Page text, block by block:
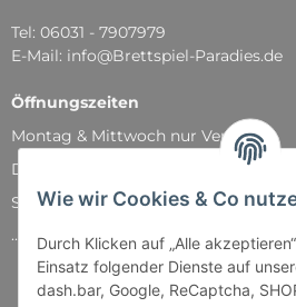
Wie wir Cookies & Co
Durch Klicken auf „Alle
Einsatz folgender Dienste auf
dash.bar, Google, ReCaptcha,
Tel: 06031 - 7907979
E-Mail: info@Brettspiel-Paradies.de
Öffnungszeiten
Montag & Mittwoch nur Versand
Dienstag, Donnerstag und Freitag:
Samstag: 11:00 - 14:00 Uhr
...und natürlich während unserer